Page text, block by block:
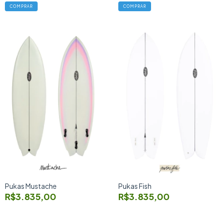
COMPRAR COMPRAR
Pukas Mustache
R$3.835,00
Pukas Fish
R$3.835,00